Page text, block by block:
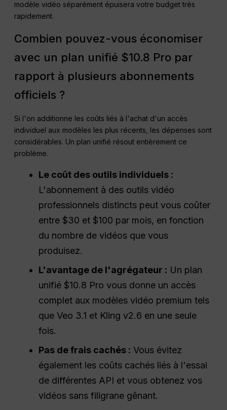
modèle vidéo séparément épuisera votre budget très
rapidement.
Combien pouvez-vous économiser
avec un plan unifié $10.8 Pro par
rapport à plusieurs abonnements
officiels ?
Si l'on additionne les coûts liés à l'achat d'un accès
individuel aux modèles les plus récents, les dépenses sont
considérables. Un plan unifié résout entièrement ce
problème.
Le coût des outils individuels :
L'abonnement à des outils vidéo
professionnels distincts peut vous coûter
entre $30 et $100 par mois, en fonction
du nombre de vidéos que vous
produisez.
L'avantage de l'agrégateur : Un plan
unifié $10.8 Pro vous donne un accès
complet aux modèles vidéo premium tels
que Veo 3.1 et Kling v2.6 en une seule
fois.
Pas de frais cachés : Vous évitez
également les coûts cachés liés à l'essai
de différentes API et vous obtenez vos
vidéos sans filigrane gênant.